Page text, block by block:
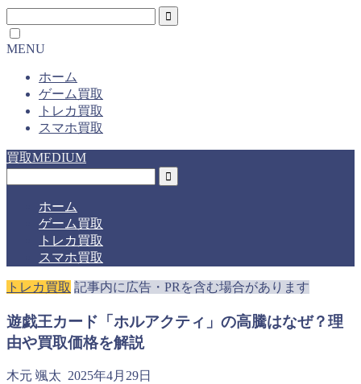
MENU
ホーム
ゲーム買取
トレカ買取
スマホ買取
買取MEDIUM
ホーム
ゲーム買取
トレカ買取
スマホ買取
トレカ買取 記事内に広告・PRを含む場合があります
遊戯王カード「ホルアクティ」の高騰はなぜ？理
由や買取価格を解説
木元 颯太 2025年4月29日